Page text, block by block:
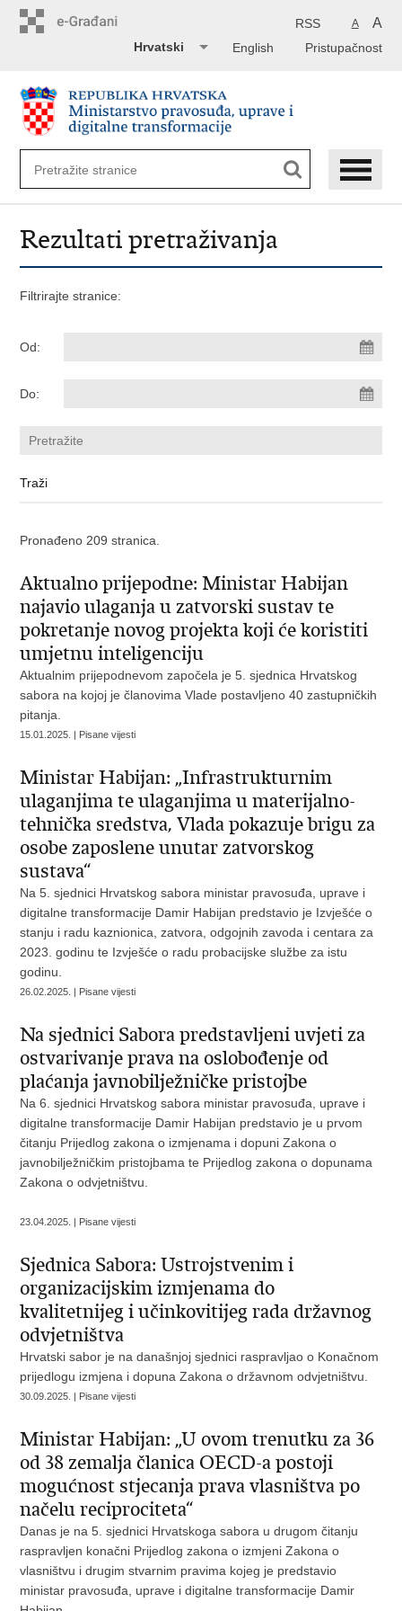
A A
RSS
Pristupačnost
English
Hrvatski
Rezultati pretraživanja
Filtrirajte stranice:
Od:
Do:
Pronađeno 209 stranica.
Aktualno prijepodne: Ministar Habijan
najavio ulaganja u zatvorski sustav te
pokretanje novog projekta koji će koristiti
umjetnu inteligenciju
Aktualnim prijepodnevom započela je 5. sjednica Hrvatskog
sabora na kojoj je članovima Vlade postavljeno 40 zastupničkih
pitanja.
15.01.2025. | Pisane vijesti
Ministar Habijan: „Infrastrukturnim
ulaganjima te ulaganjima u materijalno-
tehnička sredstva, Vlada pokazuje brigu za
osobe zaposlene unutar zatvorskog
sustava“
Na 5. sjednici Hrvatskog sabora ministar pravosuđa, uprave i
digitalne transformacije Damir Habijan predstavio je Izvješće o
stanju i radu kaznionica, zatvora, odgojnih zavoda i centara za
2023. godinu te Izvješće o radu probacijske službe za istu
godinu.
26.02.2025. | Pisane vijesti
Na sjednici Sabora predstavljeni uvjeti za
ostvarivanje prava na oslobođenje od
plaćanja javnobilježničke pristojbe
Na 6. sjednici Hrvatskog sabora ministar pravosuđa, uprave i
digitalne transformacije Damir Habijan predstavio je u prvom
čitanju Prijedlog zakona o izmjenama i dopuni Zakona o
javnobilježničkim pristojbama te Prijedlog zakona o dopunama
Zakona o odvjetništvu.
23.04.2025. | Pisane vijesti
Sjednica Sabora: Ustrojstvenim i
organizacijskim izmjenama do
kvalitetnijeg i učinkovitijeg rada državnog
odvjetništva
Hrvatski sabor je na današnjoj sjednici raspravljao o Konačnom
prijedlogu izmjena i dopuna Zakona o državnom odvjetništvu.
30.09.2025. | Pisane vijesti
Ministar Habijan: „U ovom trenutku za 36
od 38 zemalja članica OECD-a postoji
mogućnost stjecanja prava vlasništva po
načelu reciprociteta“
Danas je na 5. sjednici Hrvatskoga sabora u drugom čitanju
raspravljen konačni Prijedlog zakona o izmjeni Zakona o
vlasništvu i drugim stvarnim pravima kojeg je predstavio
ministar pravosuđa, uprave i digitalne transformacije Damir